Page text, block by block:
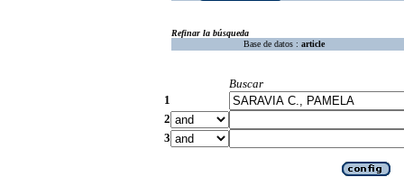
Refinar la búsqueda
Base de datos : article
Buscar
1
2
3